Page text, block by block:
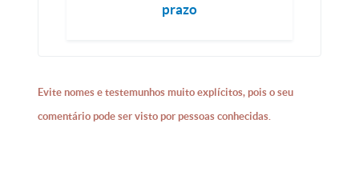
prazo
Evite nomes e testemunhos muito explícitos, pois o seu
comentário pode ser visto por pessoas conhecidas.